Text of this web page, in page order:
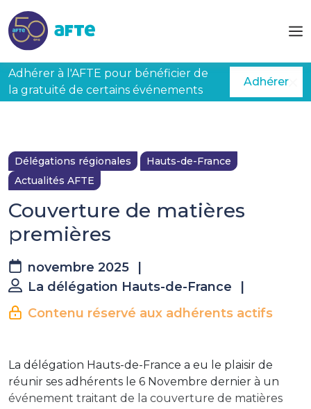
Adhérer à l'AFTE pour bénéficier de
la gratuité de certains événements
Adhérer
Délégations régionales
Hauts-de-France
Actualités AFTE
Couverture de matières
premières
novembre 2025
La délégation Hauts-de-France
Contenu réservé aux adhérents actifs
La délégation Hauts-de-France a eu le plaisir de
réunir ses adhérents le 6 Novembre dernier à un
événement traitant de la couverture de matières